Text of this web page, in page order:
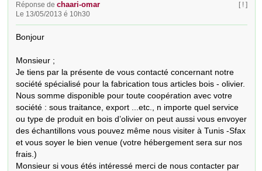
Réponse dechaari-omar
Le 13/05/2013 é 10h30
[ ! ]
Bonjour
Monsieur ;
Je tiens par la présente de vous contacté concernant notre
société spécialisé pour la fabrication tous articles bois - olivier.
Nous somme disponible pour toute coopération avec votre
société : sous traitance, export ...etc., n importe quel service
ou type de produit en bois d’olivier on peut aussi vous envoyer
des échantillons vous pouvez même nous visiter à Tunis -Sfax
et vous soyer le bien venue (votre hébergement sera sur nos
frais.)
Monsieur si vous étés intéressé merci de nous contacter par